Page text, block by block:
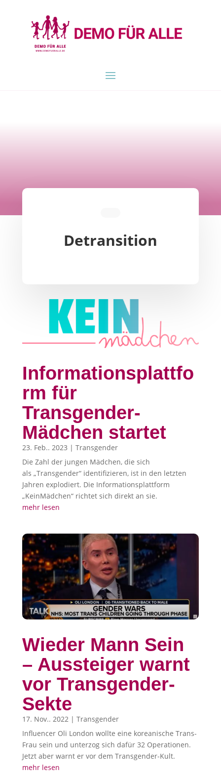
Detransition
Informationsplattfo
rm für
Transgender-
Mädchen startet
23. Feb.. 2023 | Transgender
Die Zahl der jungen Mädchen, die sich
als „Transgender“ identifizieren, ist in den letzten
Jahren explodiert. Die Informationsplattform
„KeinMädchen“ richtet sich direkt an sie.
mehr lesen
Wieder Mann Sein
– Aussteiger warnt
vor Transgender-
Sekte
17. Nov.. 2022 | Transgender
Influencer Oli London wollte eine koreanische Trans-
Frau sein und unterzog sich dafür 32 Operationen.
Jetzt aber warnt er vor dem Transgender-Kult.
mehr lesen